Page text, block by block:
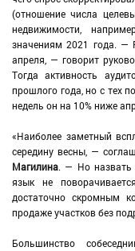
(отношение числа
недвижимости,
значениям 2021 года. —
апреля, — говорит
Тогда активность
прошлого года, но с тех
недель он на 10% ниже
«Наиболее заметный
середину весны, —
Магилина. — Но назвать
язык не
достаточно скромным
продаже участков без
Большинство